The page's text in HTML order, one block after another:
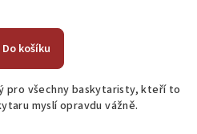
Do košíku
pro všechny baskytaristy, kteří to
myslí opravdu vážně.